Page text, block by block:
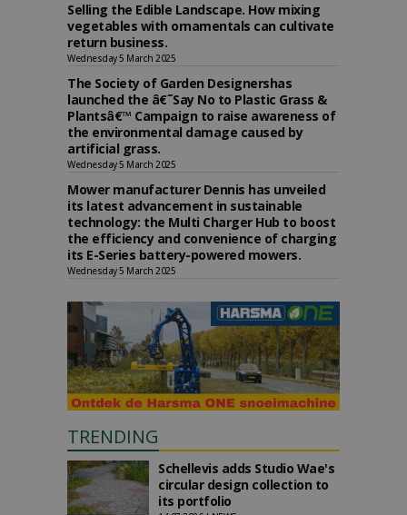
Selling the Edible Landscape. How mixing
vegetables with ornamentals can cultivate
return business.
Wednesday 5 March 2025
The Society of Garden Designershas
launched the â€˜Say No to Plastic Grass &
Plantsâ€™ Campaign to raise awareness of
the environmental damage caused by
artificial grass.
Wednesday 5 March 2025
Mower manufacturer Dennis has unveiled
its latest advancement in sustainable
technology: the Multi Charger Hub to boost
the efficiency and convenience of charging
its E-Series battery-powered mowers.
Wednesday 5 March 2025
TRENDING
Schellevis adds Studio Wae's
circular design collection to
its portfolio